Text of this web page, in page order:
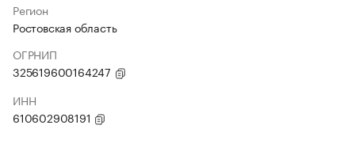
Регион
Ростовская область
ОГРНИП
325619600164247
ИНН
610602908191